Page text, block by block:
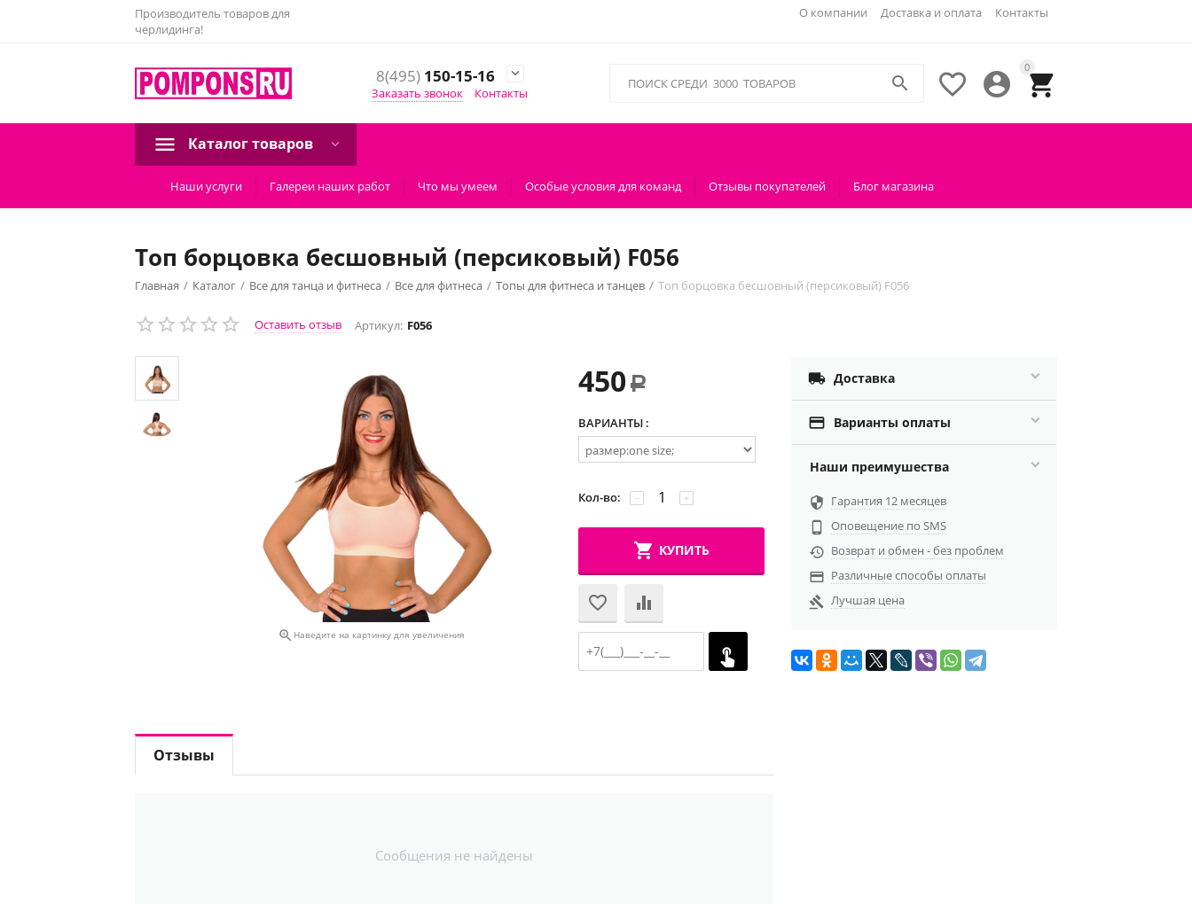
Производитель товаров для
черлидинга!
О компании Доставка и оплата Контакты
8(495)150-15-16

Заказать звонок
Контакты
0




Каталог товаров
Наши услуги Галереи наших работ Что мы умеем Особые условия для команд Отзывы покупателей Блог магазина
Топ борцовка бесшовный (персиковый) F056
Главная / Каталог / Все для танца и фитнеса / Все для фитнеса / Топы для фитнеса и танцев / Топ борцовка бесшовный (персиковый) F056
Оставить отзыв Артикул: F056
 Наведите на картинку для увеличения
450 Р
ВАРИАНТЫ :
Кол-во: +
−
КУПИТЬ
 Доставка
 Варианты оплаты
Наши преимушества
 Гарантия 12 месяцев

Оповещение по SMS
 Возврат и обмен - без проблем
 Различные способы оплаты
 Лучшая цена
Отзывы
Сообщения не найдены